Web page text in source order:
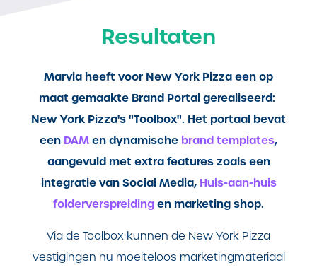
Resultaten
Marvia heeft voor New York Pizza een op
maat gemaakte Brand Portal gerealiseerd:
New York Pizza's "Toolbox". Het portaal bevat
een DAMen dynamische brand templates,
aangevuld met extra features zoals een
integratie van Social Media, Huis-aan-huis
folderverspreidingen marketing shop.
Via de Toolbox kunnen de New York Pizza
vestigingen nu moeiteloos marketingmateriaal